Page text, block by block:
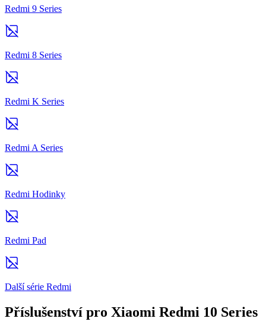
Redmi 9 Series
Redmi 8 Series
Redmi K Series
Redmi A Series
Redmi Hodinky
Redmi Pad
Další série Redmi
Příslušenství pro Xiaomi Redmi 10 Series